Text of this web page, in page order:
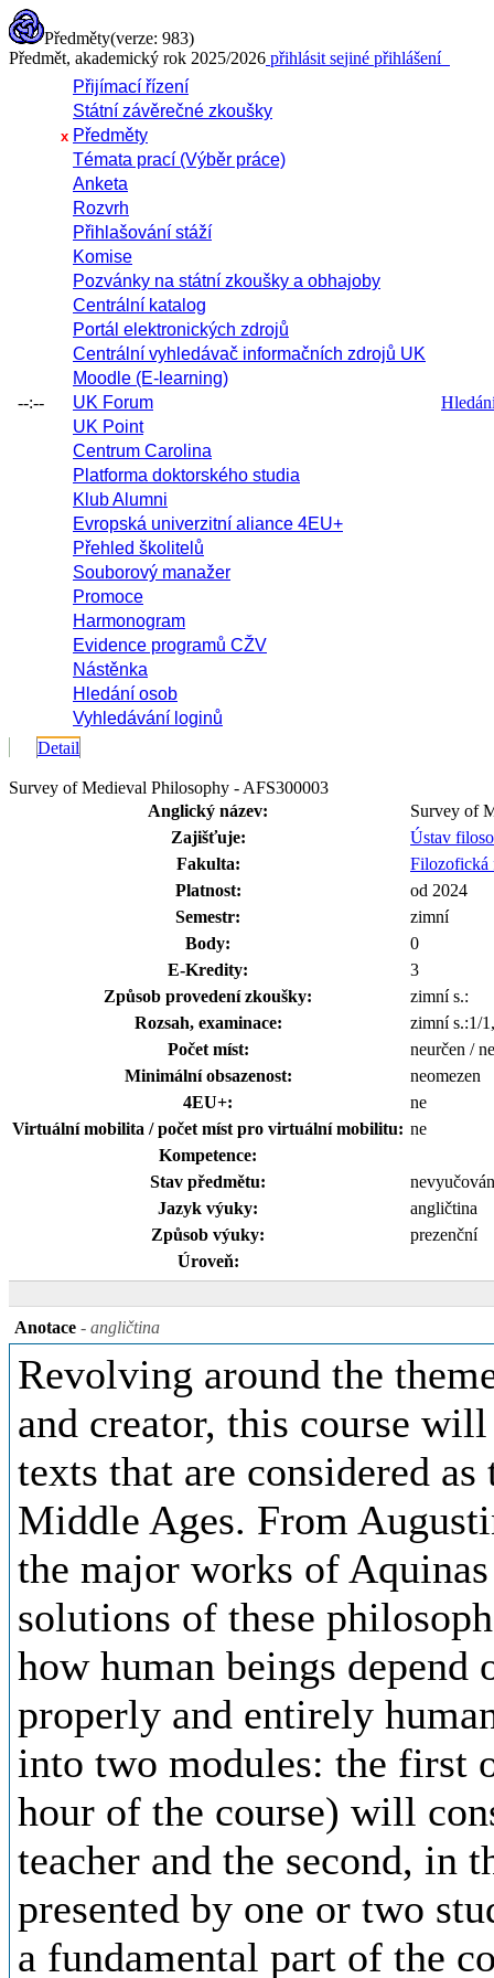
Předměty(verze: 983)
Předmět, akademický rok 2025/2026 přihlásit sejiné přihlášení
--:--
Přijímací řízení
Státní závěrečné zkoušky
x Předměty
Témata prací (Výběr práce)
Anketa
Rozvrh
Přihlašování stáží
Komise
Pozvánky na státní zkoušky a obhajoby
Centrální katalog
Portál elektronických zdrojů
Centrální vyhledávač informačních zdrojů UK
Moodle (E-learning)
UK Forum
UK Point
Centrum Carolina
Platforma doktorského studia
Klub Alumni
Evropská univerzitní aliance 4EU+
Přehled školitelů
Souborový manažer
Promoce
Harmonogram
Evidence programů CŽV
Nástěnka
Hledání osob
Vyhledávání loginů
Detail
Survey of Medieval Philosophy - AFS300003
Anglický název:
Survey of
Zajišťuje:
Ústav
Fakulta:
Filozofická
Platnost:
od 2024
Semestr:
zimní
Body:
0
E-Kredity:
3
Způsob provedení zkoušky:
zimní s.:
Rozsah, examinace:
zimní s.:1/
Počet míst:
neurčen /
Minimální obsazenost:
neomezen
4EU+:
ne
Virtuální mobilita / počet míst pro virtuální mobilitu: ne
Kompetence:
Stav předmětu:
nevyučován
Jazyk výuky:
angličtina
Způsob výuky:
prezenční
Úroveň:
Anotace - angličtina
Revolving around the
and creator, this course
texts that are considered
Middle Ages. From
the major works of
solutions of these
how human beings depend
properly and entirely
into two modules: the first
hour of the course) will
teacher and the second, in
presented by one or two
a fundamental part of the